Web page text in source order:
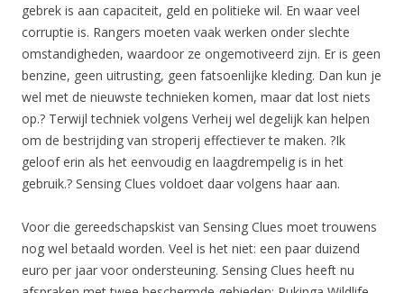
gebrek is aan capaciteit, geld en politieke wil. En waar veel
corruptie is. Rangers moeten vaak werken onder slechte
omstandigheden, waardoor ze ongemotiveerd zijn. Er is geen
benzine, geen uitrusting, geen fatsoenlijke kleding. Dan kun je
wel met de nieuwste technieken komen, maar dat lost niets
op.? Terwijl techniek volgens Verheij wel degelijk kan helpen
om de bestrijding van stroperij effectiever te maken. ?Ik
geloof erin als het eenvoudig en laagdrempelig is in het
gebruik.? Sensing Clues voldoet daar volgens haar aan.
Voor die gereedschapskist van Sensing Clues moet trouwens
nog wel betaald worden. Veel is het niet: een paar duizend
euro per jaar voor ondersteuning. Sensing Clues heeft nu